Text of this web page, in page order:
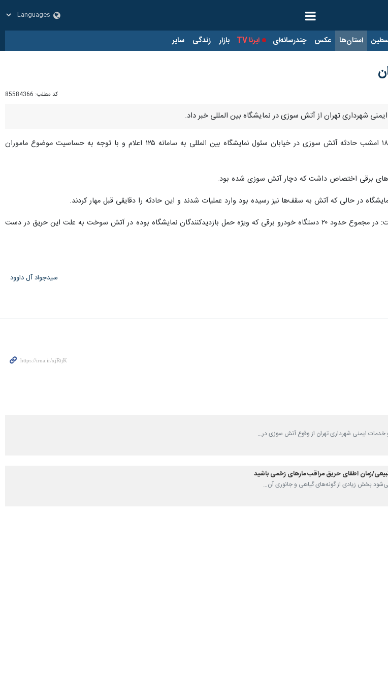
استان‌ها عکس چندرسانه‌ای ایرنا TV بازار زندگی سایر
کد مطلب: 85584366
شهرداری تهران از آتش سوزی در نمایشگاه بین المللی خبر داد.
گفت: ساعت ۱۸:۲۹ امشب حادثه آتش سوزی در خیابان سئول نمایشگاه بین المللی به سامانه ۱۲۵ اعلام و با توجه به حساسیت موضوع ماموران
برقی اختصاص داشت که دچار آتش سوزی شده بود.
در حالی که آتش به سقف‌ها نیز رسیده بود وارد عملیات شدند و این حادثه را دقایقی قبل مهار کردند.
وی با بیان اینکه این حادثه تلفات جانی و مصدوم نداشت، گفت: در مجموع حدود ۲۰ دستگاه خودرو برقی که ویژه حمل بازدیدکنندگان نمایشگاه بوده در آتش سوخت به علت این حریق در دست
سیدجواد آل داوود
ایمنی شهرداری تهران از وقوع آتش سوزی در…
زمان اطفای حریق مراقب مارهای زخمی باشید
بخش زیادی از گونه‌های گیاهی و جانوری آن…